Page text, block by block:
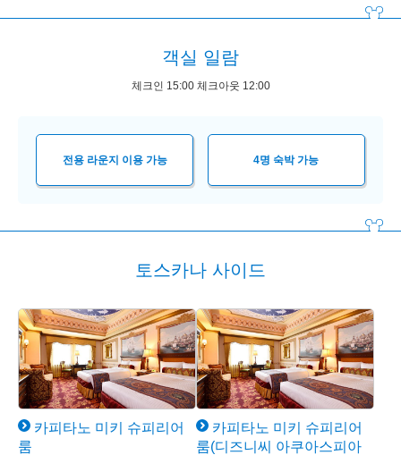
객실 일람
체크인 15:00 체크아웃 12:00
전용 라운지 이용 가능 4명 숙박 가능
토스카나 사이드
카피타노 미키 슈피리어
룸
카피타노 미키 슈피리어
룸(디즈니씨 아쿠아스피아